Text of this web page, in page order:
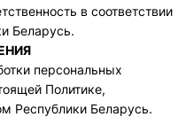
в соответствии
Беларусь.
персональных
Политике,
Республики Беларусь.